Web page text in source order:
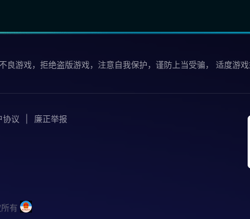
良游戏，拒绝盗版游戏，注意自我保护，谨防上当受骗， 适度游
协议 廉正举报
有